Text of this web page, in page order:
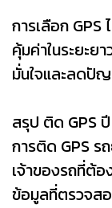
การเลือก
คุ้มค่าในระยะย
มั่นใจและลดปั
สรุป ติด GPS
การติด GPS ร
เจ้าของรถที่ต้
ข้อมูลที่ตรวจส